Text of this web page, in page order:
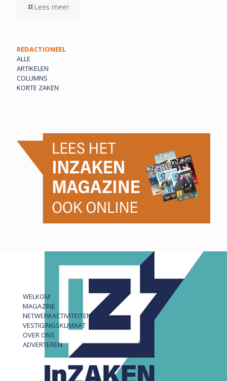
Lees meer
REDACTIONEEL
ALLE
ARTIKELEN
COLUMNS
KORTE ZAKEN
WELKOM
MAGAZINE
NETWERKACTIVITEITEN
VESTIGINGSKLIMAAT
OVER ONS
ADVERTEREN